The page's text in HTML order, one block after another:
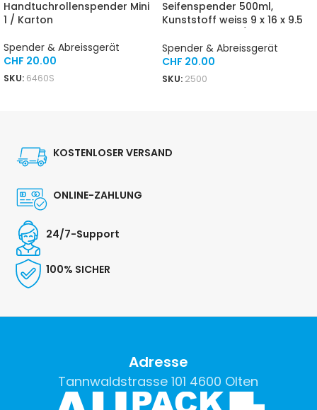
Handtuchrollenspender Mini
1 / Karton
Spender & Abreissgerät
CHF 20.00
SKU: 6460S
Seifenspender 500ml,
Kunststoff weiss 9 x 16 x 9.5
Spender & Abreissgerät
CHF 20.00
SKU: 2500
KOSTENLOSER VERSAND
ONLINE-ZAHLUNG
24/7-Support
100% SICHER
Adresse
Tannwaldstrasse 101 4600 Olten